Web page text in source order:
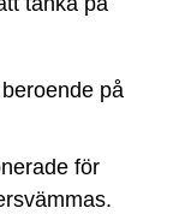
på
för